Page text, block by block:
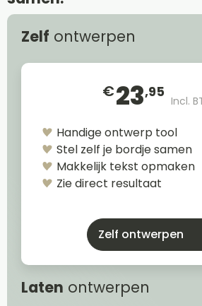
Zelf ontwerpen
€23,95
Incl.
Handige ontwerp tool
Stel zelf je bordje samen
Makkelijk tekst opmaken
Zie direct resultaat
Zelf ontwerpen
Laten ontwerpen